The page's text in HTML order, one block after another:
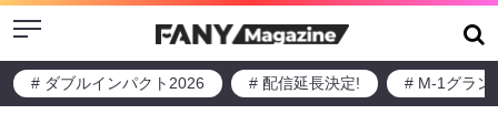
Menu
# ダブルインパクト2026 # 配信延長決定! # M-1グラン